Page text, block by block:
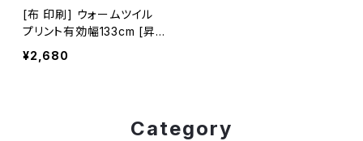
[布 印刷] ウォームツイル
プリント有効幅133cm [昇
華転写/50cm単位]
¥2,680
Category